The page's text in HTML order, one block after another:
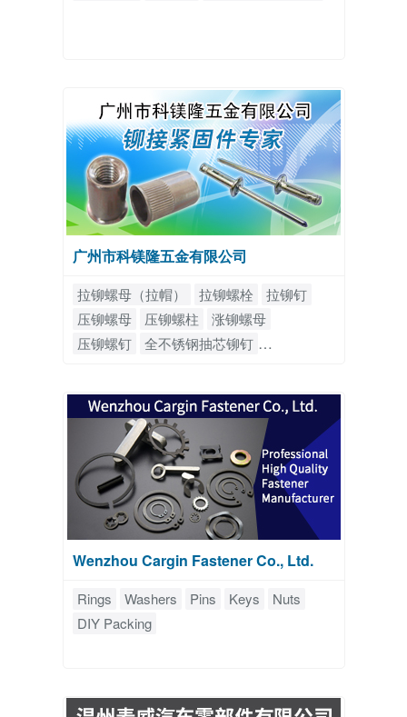
广州市科镁隆五金有限公司
拉铆螺母（拉帽） 拉铆螺栓
拉铆钉
压铆螺母
压铆螺柱
涨铆螺母
压铆螺钉
全不锈钢抽芯铆钉
Wenzhou Cargin Fastener Co., Ltd.
Rings Washers Pins Keys
Nuts
DIY Packing